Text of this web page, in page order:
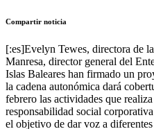
Compartir noticia
[:es]Evelyn Tewes, directora de
Manresa, director general del
Islas Baleares han firmado un
la cadena autonómica dará
febrero las actividades que
responsabilidad social
el objetivo de dar voz a